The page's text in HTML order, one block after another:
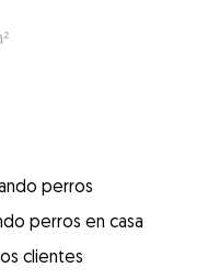
perros
perros en casa
clientes